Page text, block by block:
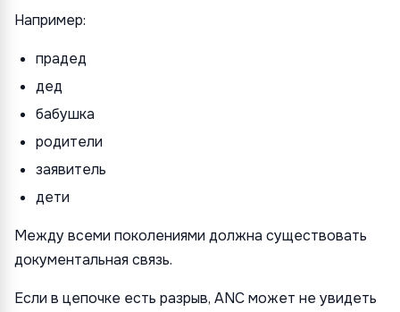
Например:
прадед
дед
бабушка
родители
заявитель
дети
Между всеми поколениями должна существовать
документальная связь.
Если в цепочке есть разрыв, ANC может не увидеть